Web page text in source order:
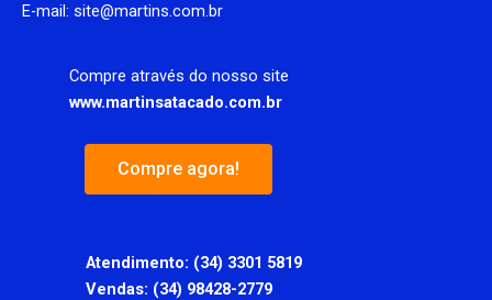
E-mail: site@martins.com.br
Compre através do nosso site
www.martinsatacado.com.br
Compre agora!
Atendimento: (34) 3301 5819
Vendas: (34) 98428-2779